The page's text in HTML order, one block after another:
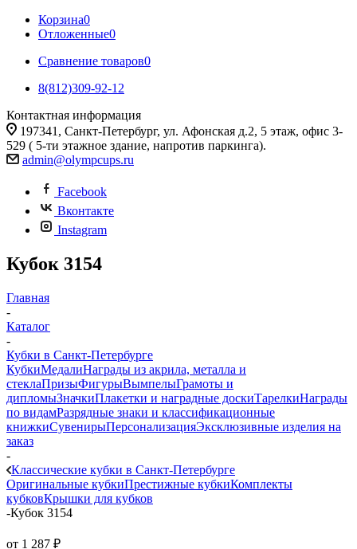
Корзина0
Отложенные0
Сравнение товаров0
8(812)309-92-12
Контактная информация
197341, Санкт-Петербург, ул. Афонская д.2, 5 этаж, офис 3-
529 ( 5-ти этажное здание, напротив паркинга).
admin@olympcups.ru
Facebook
Вконтакте
Instagram
Кубок 3154
Главная
-
Каталог
-
Кубки в Санкт-Петербурге
КубкиМедалиНаграды из акрила, металла и
стеклаПризыФигурыВымпелыГрамоты и
дипломыЗначкиПлакетки и наградные доскиТарелкиНаграды
по видамРазрядные знаки и классификационные
книжкиСувенирыПерсонализацияЭксклюзивные изделия на
заказ
-
Классические кубки в Санкт-Петербурге
Оригинальные кубкиПрестижные кубкиКомплекты
кубковКрышки для кубков
-Кубок 3154
от 1 287 ₽